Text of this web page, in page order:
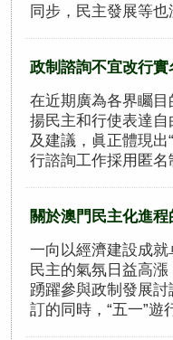
同步，民主發展等
政制諮詢不宜改行實
在近期廣為各界矚
揚民主和行使表達
及建議，眞正體現
行諮詢工作採用匿
關於澳門民主化進
一向以經濟建設成
民主的氣氛日益高
踴躍參與政制發展
訂的同時，“五一”遊